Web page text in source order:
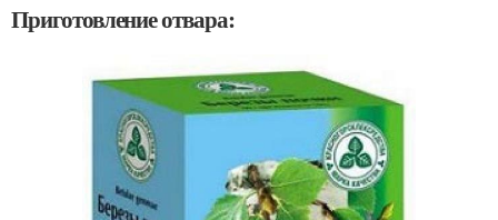
Приготовление отвара: